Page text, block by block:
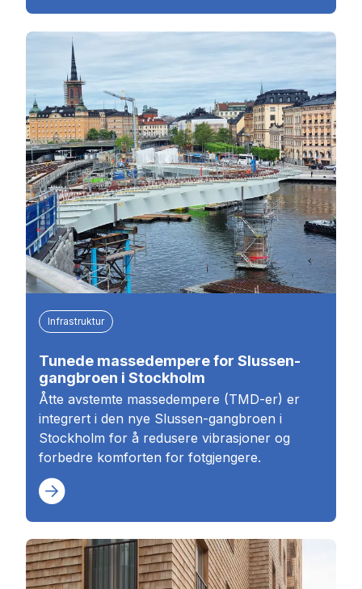
Infrastruktur
Tunede massedempere for Slussen-
gangbroen i Stockholm
Åtte avstemte massedempere (TMD-er) er
integrert i den nye Slussen-gangbroen i
Stockholm for å redusere vibrasjoner og
forbedre komforten for fotgjengere.